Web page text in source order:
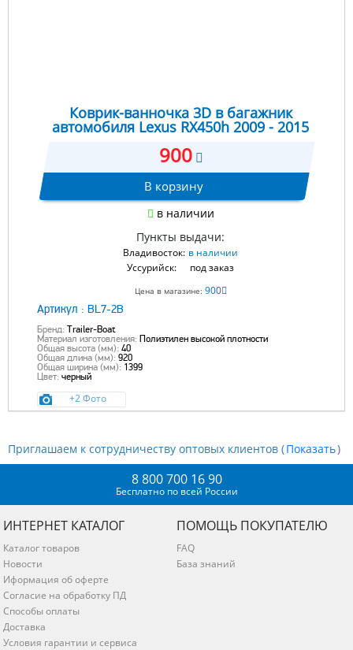
Коврик-ванночка 3D в багажник
автомобиля Lexus RX450h 2009 - 2015
900
В корзину
в наличии
Пункты выдачи:
Владивосток: в наличии
Уссурийск:
под заказ
Цена в магазине: 900
Артикул : BL7-2B
Бренд: Trailer-Boat
Материал изготовления: Полиэтилен высокой плотности
Общая высота (мм): 40
Общая длина (мм): 920
Общая ширина (мм): 1399
Цвет: черный
+2 Фото
Приглашаем к сотрудничеству оптовых клиентов ( )
8 800 700 16 90
Бесплатно по всей России
ИНТЕРНЕТ КАТАЛОГ
Каталог товаров
Новости
Иформация об оферте
Согласие на обработку ПД
Способы оплаты
Доставка
Условия гарантии и сервиса
ПОМОЩЬ ПОКУПАТЕЛЮ
FAQ
База знаний